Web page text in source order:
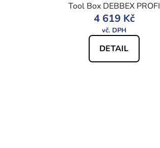
Tool Box DEBBEX PROFI
4 619 Kč
DETAIL